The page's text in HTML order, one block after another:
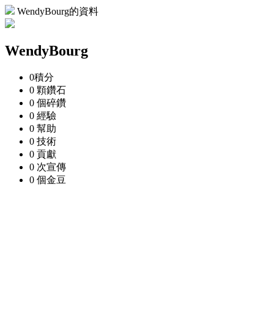
WendyBourg的資料
WendyBourg
0積分
0 顆鑽石
0 個碎鑽
0 經驗
0 幫助
0 技術
0 貢獻
0 次宣傳
0 個金豆